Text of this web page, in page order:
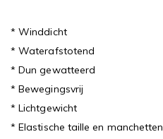
* Winddicht
* Waterafstotend
* Dun gewatteerd
* Bewegingsvrij
* Lichtgewicht
* Elastische taille en manchetten